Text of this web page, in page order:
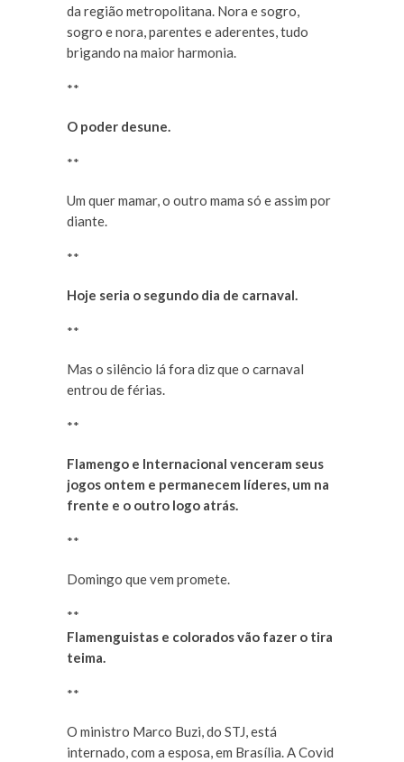
da região metropolitana. Nora e sogro,
sogro e nora, parentes e aderentes, tudo
brigando na maior harmonia.
**
O poder desune.
**
Um quer mamar, o outro mama só e assim por
diante.
**
Hoje seria o segundo dia de carnaval.
**
Mas o silêncio lá fora diz que o carnaval
entrou de férias.
**
Flamengo e Internacional venceram seus
jogos ontem e permanecem líderes, um na
frente e o outro logo atrás.
**
Domingo que vem promete.
**
Flamenguistas e colorados vão fazer o tira
teima.
**
O ministro Marco Buzi, do STJ, está
internado, com a esposa, em Brasília. A Covid